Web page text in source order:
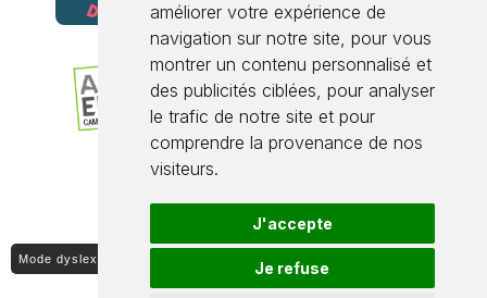
améliorer votre expérience de
navigation sur notre site, pour vous
montrer un contenu personnalisé et
des publicités ciblées, pour analyser
le trafic de notre site et pour
comprendre la provenance de nos
visiteurs.
J'accepte
Je refuse
Mode dyslexique ON / OFF